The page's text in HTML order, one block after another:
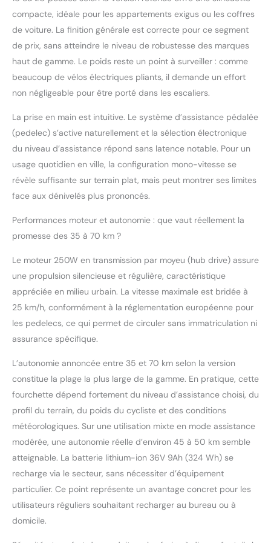
déplacements urbains.
Batterie amovible
longue durée : Équipé
d'une batterie au lithium
36 V 9 Ah (324 Wh), il
offre une autonomie de
(selon le mode de
conduite, l'état de la
route, la température, la
charge, etc.). Sa
conception amovible
permet une recharge
facile et sûre où que
vous soyez. Écran
intelligent avec
application : L'écran LCD
toutes les informations
nécessaires,
notamment la vitesse,
le kilométrage et le
niveau de batterie.
Connectez-vous à
débloquer des
fonctionnalités telles
que le suivi des trajets,
le suivi des
performances et les
diagnostics du système.
Cadre en aluminium
robuste : Fabriqué en
alliage d'aluminium
résistant, le BK35S allie
durabilité et design noir
et blanc moderne et
compacte, idéale pour les appartements exigus ou les coffres
de voiture. La finition générale est correcte pour ce segment
de prix, sans atteindre le niveau de robustesse des marques
haut de gamme. Le poids reste un point à surveiller : comme
beaucoup de vélos électriques pliants, il demande un effort
non négligeable pour être porté dans les escaliers.
La prise en main est intuitive. Le système d’assistance pédalée
(pedelec) s’active naturellement et la sélection électronique
du niveau d’assistance répond sans latence notable. Pour un
usage quotidien en ville, la configuration mono-vitesse se
révèle suffisante sur terrain plat, mais peut montrer ses limites
face aux dénivelés plus prononcés.
Performances moteur et autonomie : que vaut réellement la
promesse des 35 à 70 km ?
Le moteur 250W en transmission par moyeu (hub drive) assure
une propulsion silencieuse et régulière, caractéristique
appréciée en milieu urbain. La vitesse maximale est bridée à
25 km/h, conformément à la réglementation européenne pour
les pedelecs, ce qui permet de circuler sans immatriculation ni
assurance spécifique.
L’autonomie annoncée entre 35 et 70 km selon la version
constitue la plage la plus large de la gamme. En pratique, cette
fourchette dépend fortement du niveau d’assistance choisi, du
profil du terrain, du poids du cycliste et des conditions
météorologiques. Sur une utilisation mixte en mode assistance
modérée, une autonomie réelle d’environ 45 à 50 km semble
atteignable. La batterie lithium-ion 36V 9Ah (324 Wh) se
recharge via le secteur, sans nécessiter d’équipement
particulier. Ce point représente un avantage concret pour les
utilisateurs réguliers souhaitant recharger au bureau ou à
domicile.